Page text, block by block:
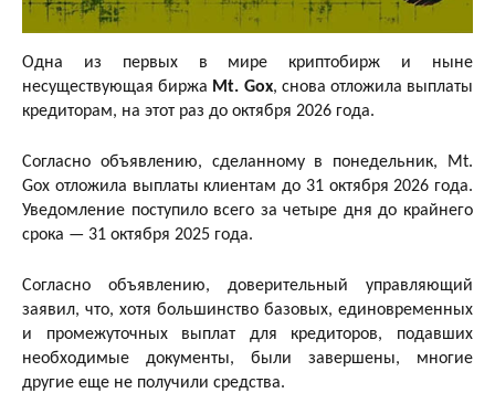
Одна из первых в мире криптобирж и ныне
несуществующая биржа Mt. Gox, снова отложила выплаты
кредиторам, на этот раз до октября 2026 года.
Согласно объявлению, сделанному в понедельник, Mt.
Gox отложила выплаты клиентам до 31 октября 2026 года.
Уведомление поступило всего за четыре дня до крайнего
срока — 31 октября 2025 года.
Согласно объявлению, доверительный управляющий
заявил, что, хотя большинство базовых, единовременных
и промежуточных выплат для кредиторов, подавших
необходимые документы, были завершены, многие
другие еще не получили средства.